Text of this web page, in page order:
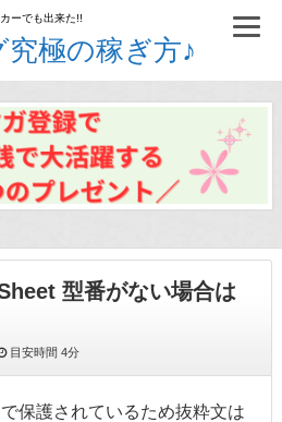
ーでも出来た!!
極の稼ぎ方♪
型番がない場合は
目安時間 4分
保護されているため抜粋文は